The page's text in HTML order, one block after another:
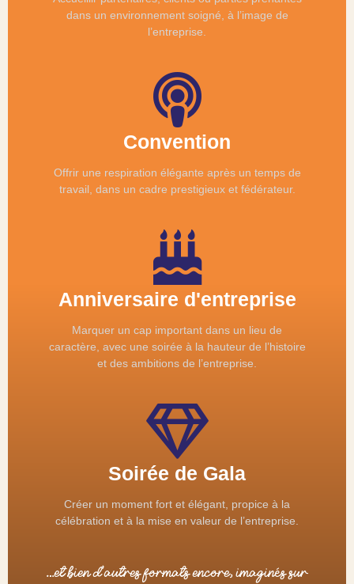
dans un environnement soigné, à l’image de
l’entreprise.
Convention
Offrir une respiration élégante après un temps de
travail, dans un cadre prestigieux et fédérateur.
Anniversaire d'entreprise
Marquer un cap important dans un lieu de
caractère, avec une soirée à la hauteur de l’histoire
et des ambitions de l’entreprise.
Soirée de Gala
Créer un moment fort et élégant, propice à la
célébration et à la mise en valeur de l’entreprise.
…et bien d’autres formats encore, imaginés sur